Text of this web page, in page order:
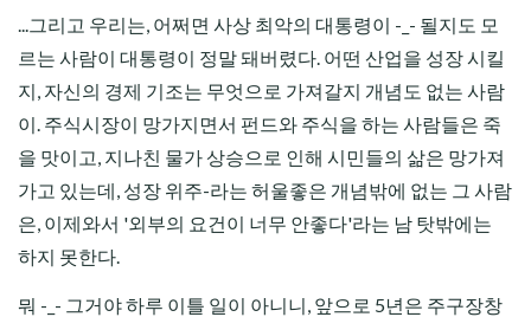
...그리고 우리는, 어쩌면 사상 최악의 대통령이 -_- 될지도 모
르는 사람이 대통령이 정말 돼버렸다. 어떤 산업을 성장 시킬
지, 자신의 경제 기조는 무엇으로 가져갈지 개념도 없는 사람
이. 주식시장이 망가지면서 펀드와 주식을 하는 사람들은 죽
을 맛이고, 지나친 물가 상승으로 인해 시민들의 삶은 망가져
가고 있는데, 성장 위주-라는 허울좋은 개념밖에 없는 그 사람
은, 이제와서 '외부의 요건이 너무 안좋다'라는 남 탓밖에는
하지 못한다.
뭐 -_- 그거야 하루 이틀 일이 아니니, 앞으로 5년은 주구장창